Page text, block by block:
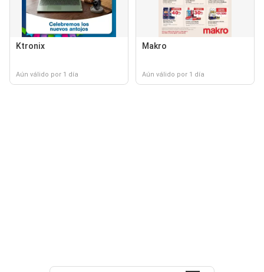
Ktronix
Aún válido por 1 día
Makro
Aún válido por 1 día